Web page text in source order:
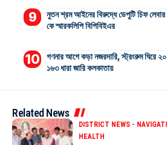
নুতন শ্রম আইনের বিরুদ্ধে ডেপুটি চিফ লেবার
কে স্মারকলিপি বিপিবিইএর
গণনার আগে কড়া নজরদারি, স্ট্রংরুম ঘিরে
১৬৩ ধারা জারি কলকাতায়
Related News
DISTRICT NEWS -
HEALTH